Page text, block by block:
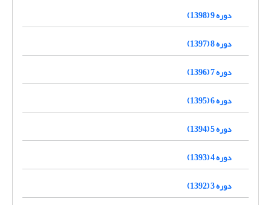
دوره 9 (1398)
دوره 8 (1397)
دوره 7 (1396)
دوره 6 (1395)
دوره 5 (1394)
دوره 4 (1393)
دوره 3 (1392)